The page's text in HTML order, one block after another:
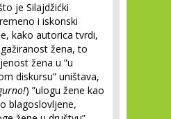
je Silajdžićki
i iskonski
kako autorica tvrdi,
žena, to
žena u ”u
diskursu” uništava,
) ”ulogu žene kao
blagoslovljene,